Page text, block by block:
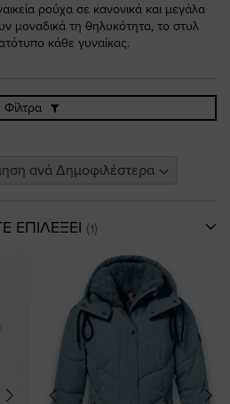
ρούχα σε κανονικά και μεγάλα
μοναδικά τη θηλυκότητα, το στυλ
κάθε γυναίκας.
Φίλτρα
ΕΠΙΛΕΞΕΙ